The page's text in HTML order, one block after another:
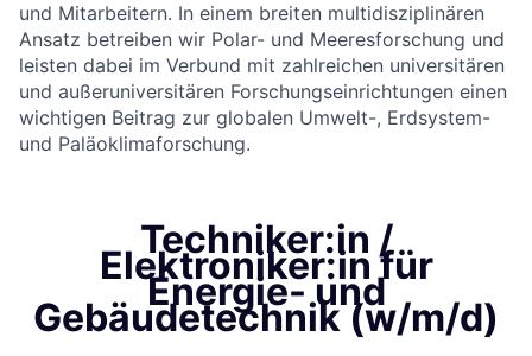
und Mitarbeitern. In einem breiten multidisziplinären
Ansatz betreiben wir Polar- und Meeresforschung und
leisten dabei im Verbund mit zahlreichen universitären
und außeruniversitären Forschungseinrichtungen einen
wichtigen Beitrag zur globalen Umwelt-, Erdsystem-
und Paläoklimaforschung.
Techniker:in /
Elektroniker:in für
Energie- und
Gebäudetechnik (w/m/d)